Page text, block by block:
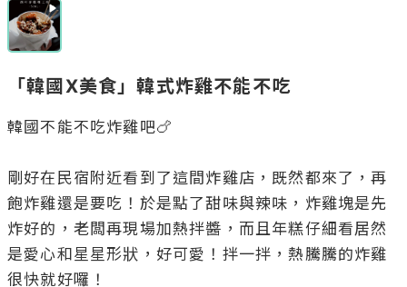
「韓國X美食」韓式炸雞不能不吃
韓國不能不吃炸雞吧🍗
剛好在民宿附近看到了這間炸雞店，既然都來了，再
飽炸雞還是要吃！於是點了甜味與辣味，炸雞塊是先
炸好的，老闆再現場加熱拌醬，而且年糕仔細看居然
是愛心和星星形狀，好可愛！拌一拌，熱騰騰的炸雞
很快就好囉！